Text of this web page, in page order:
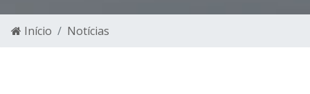
Início Notícias